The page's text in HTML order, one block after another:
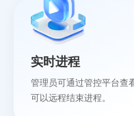
实时进程
管理员可通过管控平台查
可以远程结束进程。